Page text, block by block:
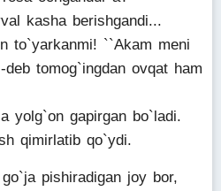
kasha berishgandi...
to`yarkanmi! ``Akam meni
tomog`ingdan ovqat ham
yolg`on gapirgan bo`ladi.
qimirlatib qo`ydi.
pishiradigan joy bor,